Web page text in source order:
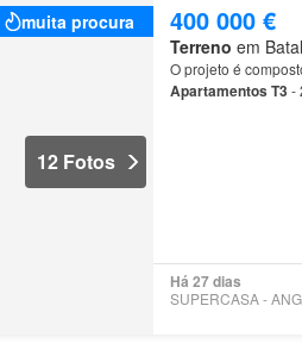
muita procura
12 Fotos
400 000 €
Terreno em
O projeto é
Apartamentos T3-
Há 27 dias